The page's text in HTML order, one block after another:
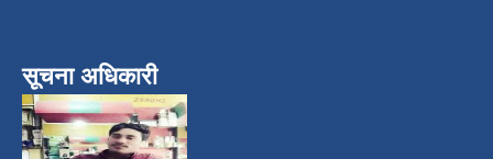
सूचना अधिकारी